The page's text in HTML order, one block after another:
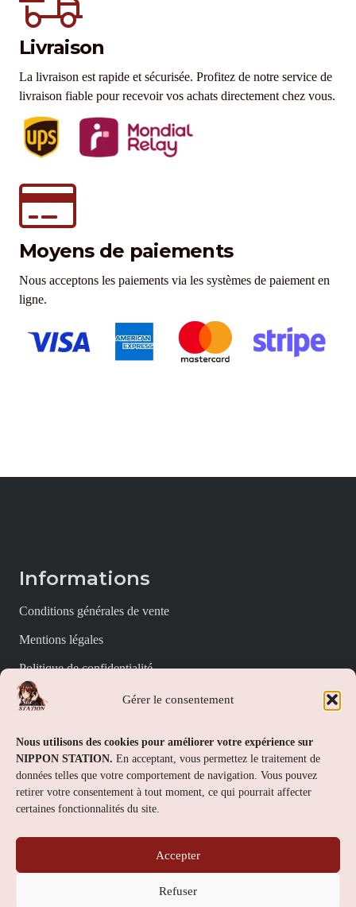
Gérer le consentement
Nous utilisons des cookies pour améliorer votre expérience sur
NIPPON STATION. En acceptant, vous permettez le traitement de
données telles que votre comportement de navigation. Vous pouvez
retirer votre consentement à tout moment, ce qui pourrait affecter
certaines fonctionnalités du site.
Accepter
Refuser
Livraison
La livraison est rapide et sécurisée. Profitez de notre service de
livraison fiable pour recevoir vos achats directement chez vous.
Moyens de paiements
Nous acceptons les paiements via les systèmes de paiement en
ligne.
Informations
Conditions générales de vente
Mentions légales
Politique de confidentialité
Politique de cookies (UE)
Nippon Station
À propos
FAQs
Contact